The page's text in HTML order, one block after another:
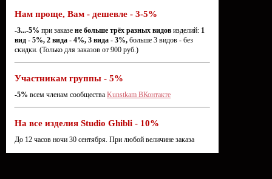
Нам проще, Вам - дешевле - 3-5%
-3...-5% при заказе не больше трёх разных видов изделий: 1
вид - 5%, 2 вида - 4%, 3 вида - 3%, больше 3 видов - без
скидки. (Только для заказов от 900 руб.)
Участникам группы - 5%
-5% всем членам сообщества Kunstkam ВКонтакте
На все изделия Studio Ghibli - 10%
До 12 часов ночи 30 сентября. При любой величине заказа